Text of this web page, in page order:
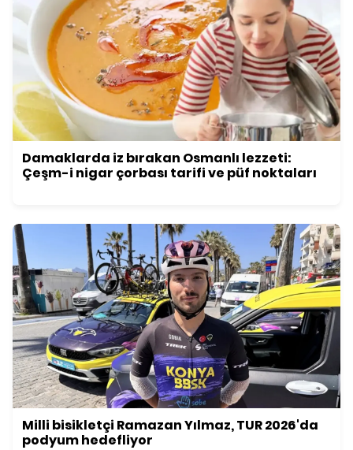
Damaklarda iz bırakan Osmanlı lezzeti:
Çeşm-i nigar çorbası tarifi ve püf noktaları
Milli bisikletçi Ramazan Yılmaz, TUR 2026'da
podyum hedefliyor